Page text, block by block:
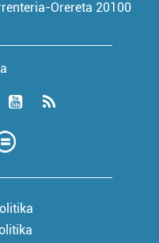
Orereta 20100